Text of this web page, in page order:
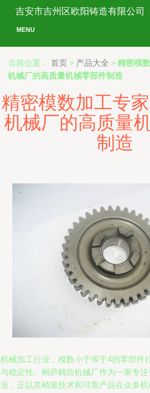
吉安市吉州区欧阳铸造有限公司
MENU
当前位置： 首页 > 产品大全 > 精密模
机械厂的高质量机械零部件制造
精密模数加工专
机械厂的高质量
制造
械加工行业，模数小于等于4的零部件
稳定性。桐庐精欣机械厂作为一家专
，正以其精湛技术和可靠产品在众多